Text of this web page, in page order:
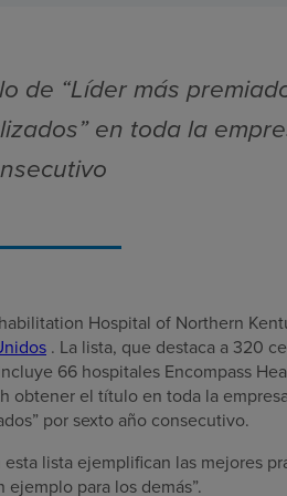
de “Líder más
en toda la
Hospital of Northern
. La lista, que destaca a 320
66 hospitales Encompass
obtener el título en toda la
por sexto año consecutivo.
lista ejemplifican las mejores
para los demás”.